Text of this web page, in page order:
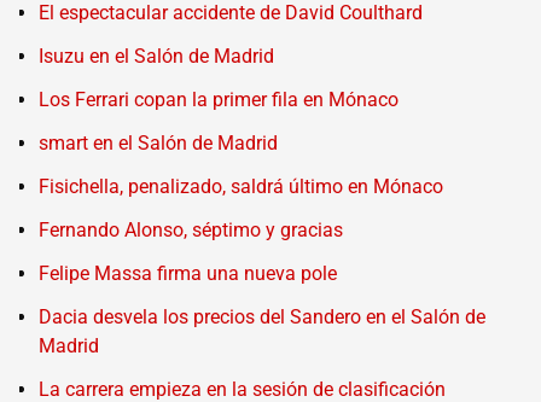
El espectacular accidente de David Coulthard
Isuzu en el Salón de Madrid
Los Ferrari copan la primer fila en Mónaco
smart en el Salón de Madrid
Fisichella, penalizado, saldrá último en Mónaco
Fernando Alonso, séptimo y gracias
Felipe Massa firma una nueva pole
Dacia desvela los precios del Sandero en el Salón de
Madrid
La carrera empieza en la sesión de clasificación